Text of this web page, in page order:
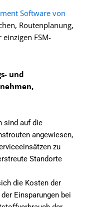
Software von
Routenplanung,
FSM-
und
sind auf die
angewiesen,
zu
Standorte
die Kosten der
Einsparungen bei